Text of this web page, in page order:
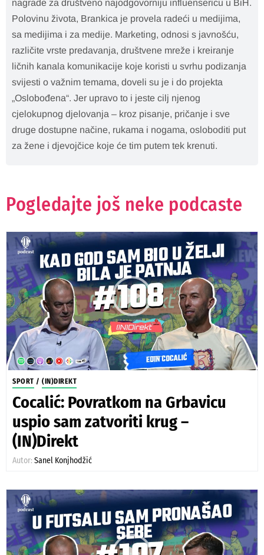
nagrade za društveno najodgovorniju influensericu u BiH.
Polovinu života, Brankica je provela radeći u medijima,
sa medijima i za medije. Marketing, odnosi s javnošću,
različite vrste predavanja, društvene mreže i kreiranje
ličnih kanala komunikacije koje koristi u svrhu podizanja
svijesti o važnim temama, doveli su je i do projekta
„Oslobođena“. Jer upravo to i jeste cilj njenog
cjelokupnog djelovanja – kroz pisanje, pričanje i sve
druge dostupne načine, rukama i nogama, osloboditi put
za žene i djevojčice koje će tim putem tek krenuti.
Pogledajte još neke podcaste
SPORT / (IN)DIREKT
Cocalić: Povratkom na Grbavicu
uspio sam zatvoriti krug –
(IN)Direkt
Autor: Sanel Konjhodžić